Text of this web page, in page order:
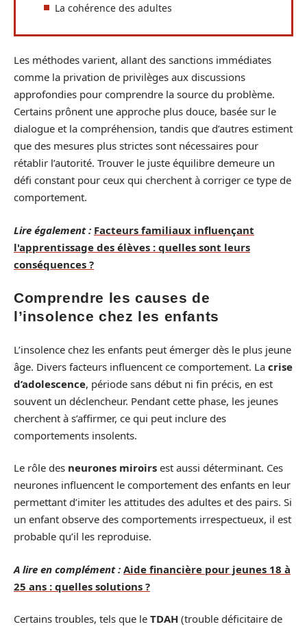
La cohérence des adultes
Les méthodes varient, allant des sanctions immédiates
comme la privation de privilèges aux discussions
approfondies pour comprendre la source du problème.
Certains prônent une approche plus douce, basée sur le
dialogue et la compréhension, tandis que d’autres estiment
que des mesures plus strictes sont nécessaires pour
rétablir l’autorité. Trouver le juste équilibre demeure un
défi constant pour ceux qui cherchent à corriger ce type de
comportement.
Lire également : Facteurs familiaux influençant
l'apprentissage des élèves : quelles sont leurs
conséquences ?
Comprendre les causes de
l’insolence chez les enfants
L’insolence chez les enfants peut émerger dès le plus jeune
âge. Divers facteurs influencent ce comportement. La crise
d’adolescence, période sans début ni fin précis, en est
souvent un déclencheur. Pendant cette phase, les jeunes
cherchent à s’affirmer, ce qui peut inclure des
comportements insolents.
Le rôle des neurones miroirs est aussi déterminant. Ces
neurones influencent le comportement des enfants en leur
permettant d’imiter les attitudes des adultes et des pairs. Si
un enfant observe des comportements irrespectueux, il est
probable qu’il les reproduise.
A lire en complément : Aide financière pour jeunes 18 à
25 ans : quelles solutions ?
Certains troubles, tels que le TDAH (trouble déficitaire de